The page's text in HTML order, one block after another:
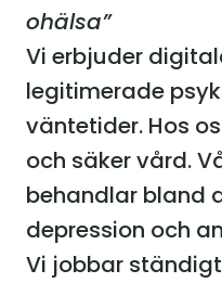
ohälsa”
Vi erbjuder
legitimerade
väntetider. Hos
och säker vård.
behandlar bland
depression och
Vi jobbar